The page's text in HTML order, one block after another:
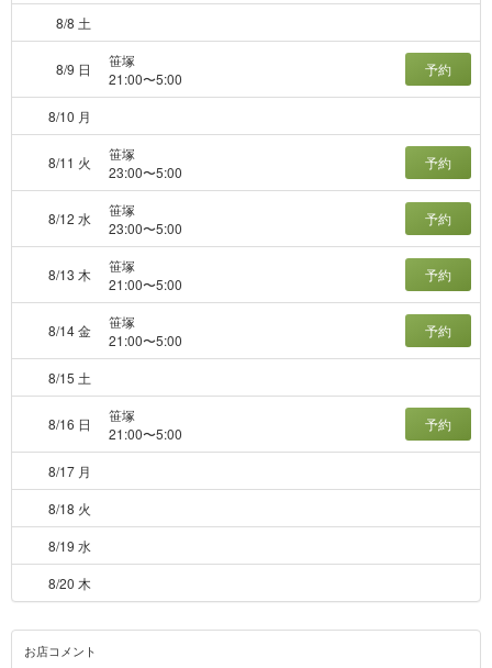
8/8 土
8/9 日
笹塚
21:00〜5:00
予約
8/10 月
8/11 火
笹塚
23:00〜5:00
予約
8/12 水
笹塚
23:00〜5:00
予約
8/13 木
笹塚
21:00〜5:00
予約
8/14 金
笹塚
21:00〜5:00
予約
8/15 土
8/16 日
笹塚
21:00〜5:00
予約
8/17 月
8/18 火
8/19 水
8/20 木
お店コメント